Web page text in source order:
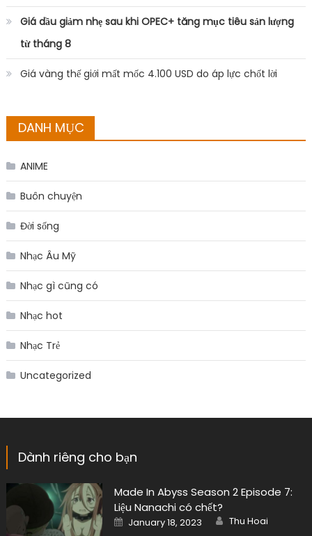
Giá dầu giảm nhẹ sau khi OPEC+ tăng mục tiêu sản lượng
từ tháng 8
Giá vàng thế giới mất mốc 4.100 USD do áp lực chốt lời
DANH MỤC
ANIME
Buôn chuyện
Đời sống
Nhạc Âu Mỹ
Nhạc gì cũng có
Nhạc hot
Nhạc Trẻ
Uncategorized
Dành riêng cho bạn
Made In Abyss Season 2 Episode 7:
Liệu Nanachi có chết?
Posted
on
January 18, 2023 Author
Thu Hoai